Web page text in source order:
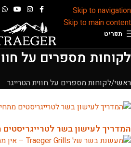
Skip to navigation
Skip to main content
תפריט
לקוחות מספרים על
ראשי לקוחות מספרים על חווית הטרייגר
המדריך לעישון בשר